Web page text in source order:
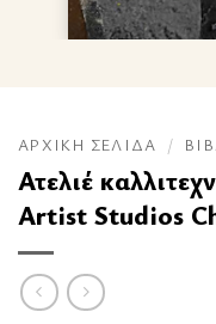
ΑΡΧΙΚΉ ΣΕΛΊΔΑ /
Ατελιέ
Artist Studios